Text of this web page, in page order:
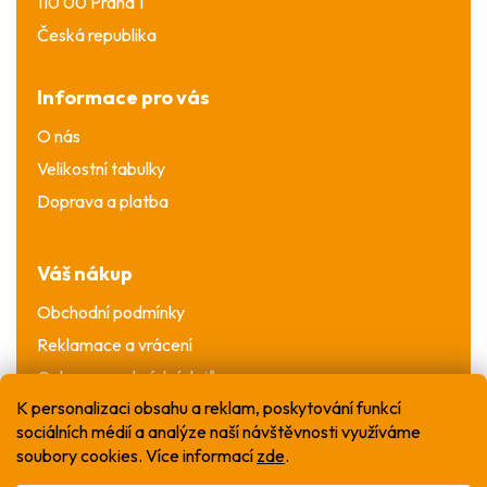
K personalizaci obsahu a reklam, poskytování funkcí
sociálních médií a analýze naší návštěvnosti využíváme
soubory cookies. Více informací zde.
Česká republika
Informace pro vás
O nás
Velikostní tabulky
Doprava a platba
Váš nákup
Obchodní podmínky
Reklamace a vrácení
Ochrana osobních údajů